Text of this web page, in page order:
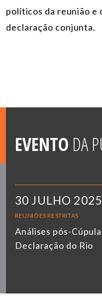
políticos da reunião e
declaração conjunta.
EVENTO DA
30 JULHO 2025
REUNIÕES RESTRITAS
Análises pós-
Declaração do Rio